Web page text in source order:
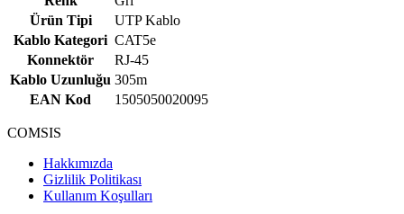
Ürün Tipi
UTP Kablo
Kablo Kategori CAT5e
Konnektör
RJ-45
Kablo Uzunluğu 305m
EAN Kod
1505050020095
COMSIS
Hakkımızda
Gizlilik Politikası
Kullanım Koşulları